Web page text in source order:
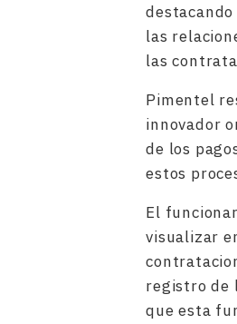
las
las
Pimentel
innovador
de los
estos
El
visualizar
registro de
que esta